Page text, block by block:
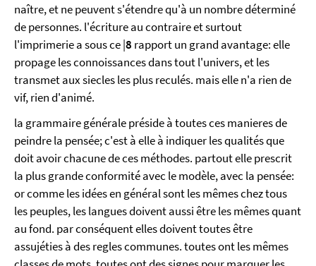
naître, et ne peuvent s'étendre qu'à un nombre déterminé
de personnes. l'écriture au contraire et surtout
l'imprimerie a sous ce |8 rapport un grand avantage: elle
propage les connoissances dans tout l'univers, et les
transmet aux siecles les plus reculés. mais elle n'a rien de
vif, rien d'animé.
la grammaire générale préside à toutes ces manieres de
peindre la pensée; c'est à elle à indiquer les qualités que
doit avoir chacune de ces méthodes. partout elle prescrit
la plus grande conformité avec le modèle, avec la pensée:
or comme les idées en général sont les mêmes chez tous
les peuples, les langues doivent aussi être les mêmes quant
au fond. par conséquent elles doivent toutes être
assujéties à des regles communes. toutes ont les mêmes